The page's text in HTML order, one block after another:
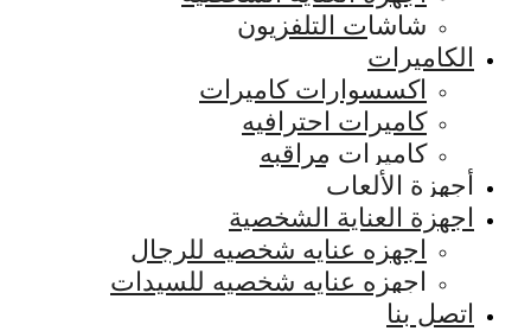
شاشات التلفزيون
الكاميرات
اكسسوارات كاميرات
كاميرات احترافيه
كاميرات مراقبه
أجهزة الألعاب
اجهزة العناية الشخصية
اجهزه عنايه شخصيه للرجال
اجهزه عنايه شخصيه للسيدات
اتصل بنا